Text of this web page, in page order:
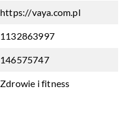
https://vaya.com.pl
1132863997
146575747
Zdrowie i fitness